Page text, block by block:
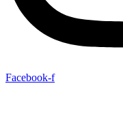
Facebook-f